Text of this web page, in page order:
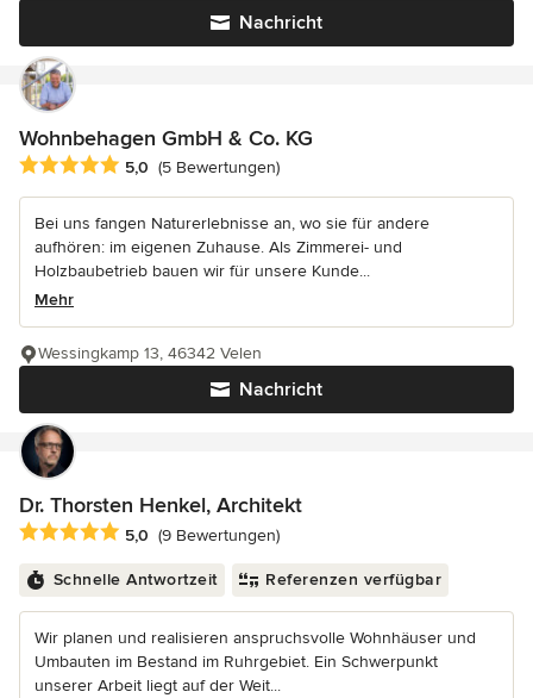
Nachricht
Wohnbehagen GmbH & Co. KG
Durchschnittliche Bewertung: 5 von 5 Sternen
5,0 (5 Bewertungen)
Bei uns fangen Naturerlebnisse an, wo sie für andere
aufhören: im eigenen Zuhause. Als Zimmerei- und
Holzbaubetrieb bauen wir für unsere Kunde...
Mehr
Nachricht
Wessingkamp 13, 46342 Velen
Dr. Thorsten Henkel, Architekt
Durchschnittliche Bewertung: 5 von 5 Sternen
5,0 (9 Bewertungen)
Schnelle Antwortzeit Referenzen verfügbar
Wir planen und realisieren anspruchsvolle Wohnhäuser und
Umbauten im Bestand im Ruhrgebiet. Ein Schwerpunkt
unserer Arbeit liegt auf der Weit...